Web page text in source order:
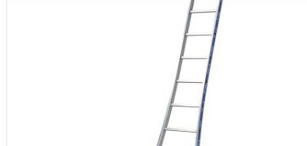
Echelle Platinium simple évasée usage
L'échelle Platinium simple évasée tout en
10 à 17 échelons pour atteindre jusqu'à 5,81
Sa base évasée et ses sabots enveloppants
garantissent une parfaite stabilité.
Cette échelle répond aux normes EN 131 et au